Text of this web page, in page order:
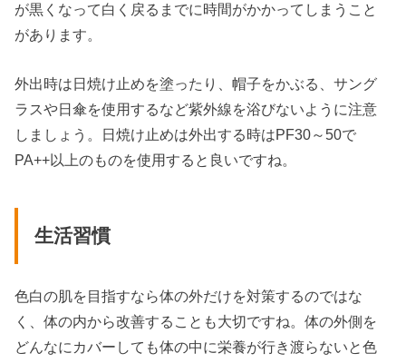
が黒くなって白く戻るまでに時間がかかってしまうこと
があります。
外出時は日焼け止めを塗ったり、帽子をかぶる、サング
ラスや日傘を使用するなど紫外線を浴びないように注意
しましょう。日焼け止めは外出する時はPF30～50で
PA++以上のものを使用すると良いですね。
生活習慣
色白の肌を目指すなら体の外だけを対策するのではな
く、体の内から改善することも大切ですね。体の外側を
どんなにカバーしても体の中に栄養が行き渡らないと色